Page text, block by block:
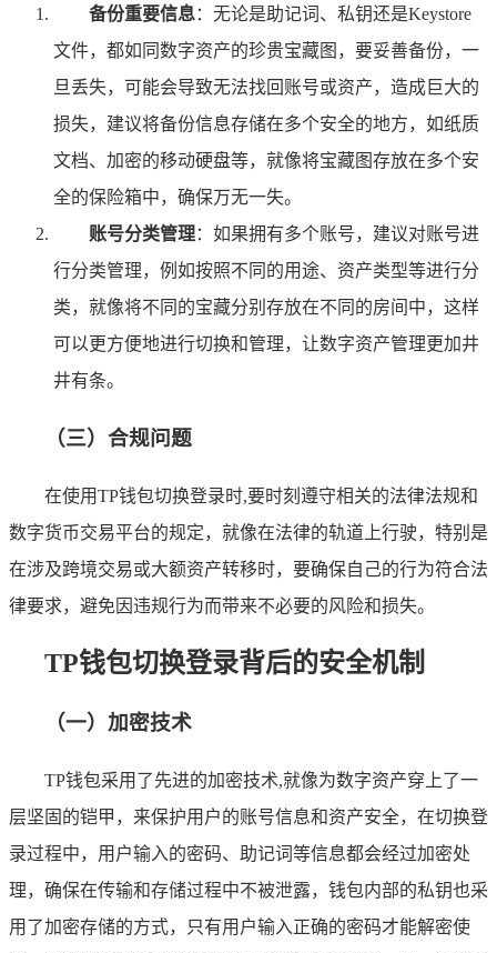
备份重要信息：无论是助记词、私钥还是Keystore
文件，都如同数字资产的珍贵宝藏图，要妥善备份，一
旦丢失，可能会导致无法找回账号或资产，造成巨大的
损失，建议将备份信息存储在多个安全的地方，如纸质
文档、加密的移动硬盘等，就像将宝藏图存放在多个安
全的保险箱中，确保万无一失。
账号分类管理：如果拥有多个账号，建议对账号进
行分类管理，例如按照不同的用途、资产类型等进行分
类，就像将不同的宝藏分别存放在不同的房间中，这样
可以更方便地进行切换和管理，让数字资产管理更加井
井有条。
（三）合规问题
在使用TP钱包切换登录时,要时刻遵守相关的法律法规和
数字货币交易平台的规定，就像在法律的轨道上行驶，特别是
在涉及跨境交易或大额资产转移时，要确保自己的行为符合法
律要求，避免因违规行为而带来不必要的风险和损失。
TP钱包切换登录背后的安全机制
（一）加密技术
TP钱包采用了先进的加密技术,就像为数字资产穿上了一
层坚固的铠甲，来保护用户的账号信息和资产安全，在切换登
录过程中，用户输入的密码、助记词等信息都会经过加密处
理，确保在传输和存储过程中不被泄露，钱包内部的私钥也采
用了加密存储的方式，只有用户输入正确的密码才能解密使